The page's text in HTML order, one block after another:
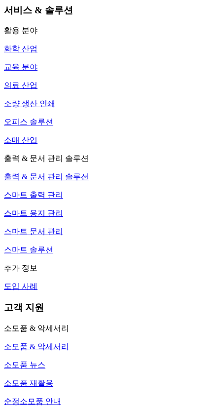
서비스 & 솔루션
활용 분야
화학 산업
교육 분야
의료 산업
소량 생산 인쇄
오피스 솔루션
소매 산업
출력 & 문서 관리 솔루션
출력 & 문서 관리 솔루션
스마트 출력 관리
스마트 용지 관리
스마트 문서 관리
스마트 솔루션
추가 정보
도입 사례
고객 지원
소모품 & 악세서리
소모품 & 악세서리
소모품 뉴스
소모품 재활용
순정소모품 안내